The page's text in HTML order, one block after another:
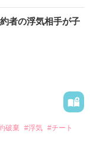
う。
インが、
気楽にお読み頂け
かというとヒロ
れてしまう！？
きる良い子にな
グを回避！？
者の浮気相手が子
破棄 #浮気 #チート